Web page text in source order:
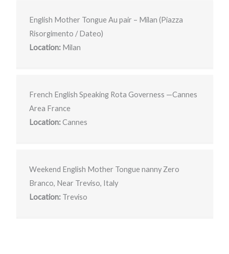
English Mother Tongue Au pair – Milan (Piazza
Risorgimento / Dateo)
Location:Milan
French English Speaking Rota Governess —Cannes
Area France
Location:Cannes
Weekend English Mother Tongue nanny Zero
Branco, Near Treviso, Italy
Location:Treviso